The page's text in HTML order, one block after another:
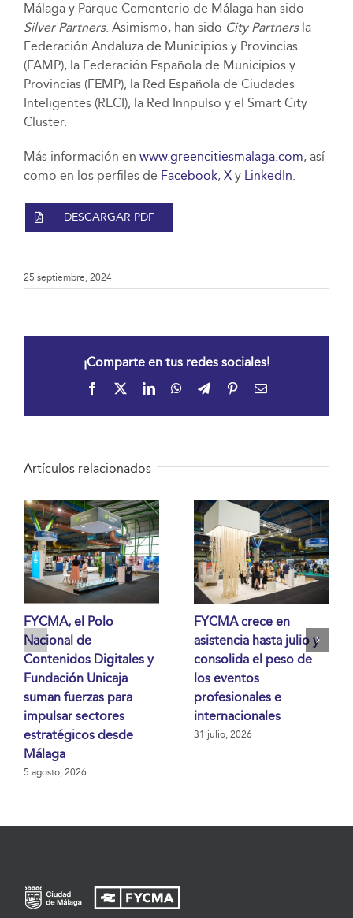
Málaga y Parque Cementerio de Málaga han sido
Silver Partners. Asimismo, han sido City Partnersla
Federación Andaluza de Municipios y Provincias
(FAMP), la Federación Española de Municipios y
Provincias (FEMP), la Red Española de Ciudades
Inteligentes (RECI), la Red Innpulso y el Smart City
Cluster.
Más información en www.greencitiesmalaga.com, así
como en los perfiles de Facebook, Xy LinkedIn.
DESCARGAR PDF
25 septiembre, 2024
¡Comparte en tus redes sociales!
Facebook LinkedInWhatsApp
TelegramPinterestCorreo
Artículos relacionados
FYCMA, el Polo
Nacional de
Contenidos Digitales y
Fundación Unicaja
suman fuerzas para
impulsar sectores
estratégicos desde
Málaga
5 agosto, 2026
FYCMA crece en
asistencia hasta julio y
consolida el peso de
los eventos
profesionales e
internacionales
31 julio, 2026